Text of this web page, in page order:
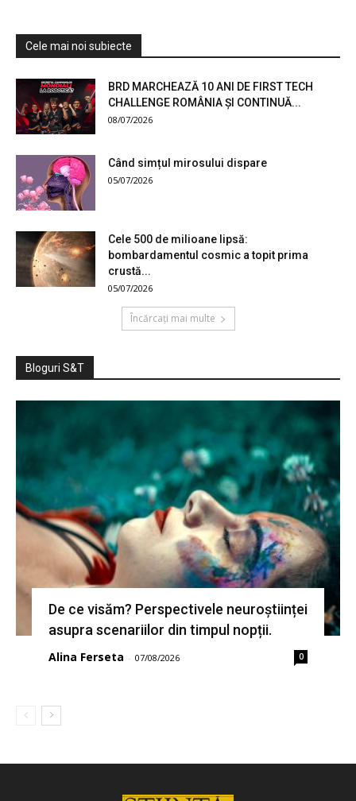
Cele mai noi subiecte
BRD MARCHEAZĂ 10 ANI DE FIRST TECH
CHALLENGE ROMÂNIA ȘI CONTINUĂ...
08/07/2026
Când simțul mirosului dispare
05/07/2026
Cele 500 de milioane lipsă:
bombardamentul cosmic a topit prima
crustă...
05/07/2026
Încărcați mai multe
Bloguri S&T
De ce visăm? Perspectivele neuroștiinței
asupra scenariilor din timpul nopții.
Alina Ferseta - 07/08/2026 0